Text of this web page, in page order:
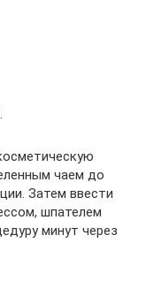
чаем до
Затем ввести
шпателем
минут через